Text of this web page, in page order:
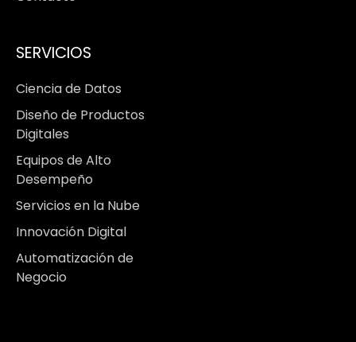
SERVICIOS
Ciencia de Datos
Diseño de Productos
Digitales
Equipos de Alto
Desempeño
Servicios en la Nube
Innovación Digital
Automatización de
Negocio